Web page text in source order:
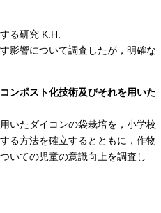
る研究 K.H.
影響について調査したが，明確な
ンポスト化技術及びそれを用いた
いたダイコンの袋栽培を，小学校
る方法を確立するとともに，作物
いての児童の意識向上を調査し